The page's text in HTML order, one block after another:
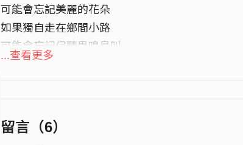
可能會忘記美麗的花朵
如果獨自走在鄉間小路
可能會忘記侵聽蟲鳴鳥叫
如果獨自來到海邊散步
可能會忘記海的顏色
可能不會感受腳趾裡那些沙子在腳裡的樣子
恐懼的並不是什麼
...查看更多
留言（6）